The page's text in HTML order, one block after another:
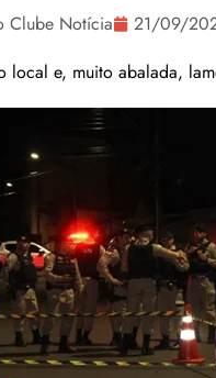
Clube Notícia 21/09/
local e, muito abalada,